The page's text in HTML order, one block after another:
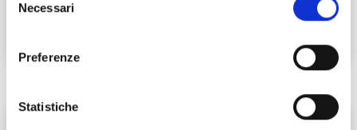
delNecessari
Preferenze
Statistiche